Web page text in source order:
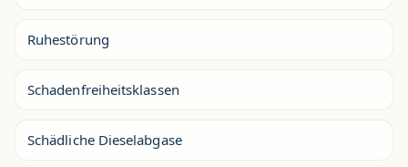
Ruhestörung
Schadenfreiheitsklassen
Schädliche Dieselabgase